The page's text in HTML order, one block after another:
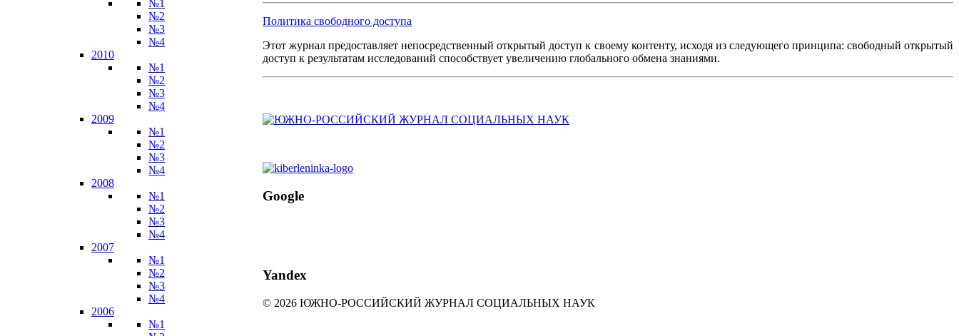
№1
№2
№3
№4
2010
№1
№2
№3
№4
2009
№1
№2
№3
№4
2008
№1
№2
№3
№4
2007
№1
№2
№3
№4
2006
№1
Политика свободного доступа
Этот журнал предоставляет непосредственный открытый доступ к своему контенту, исходя из следующего принципа: свободный открытый
доступ к результатам исследований способствует увеличению глобального обмена знаниями.
Google
Yandex
© 2026 ЮЖНО-РОССИЙСКИЙ ЖУРНАЛ СОЦИАЛЬНЫХ НАУК